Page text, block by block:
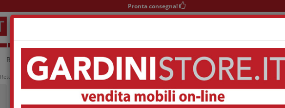
Pronta consegna!
RETI E LETTI Area KIDS SOGGIORNO TAVOLI SEDIE COMPLEMENTI
Rete Estraibile Game - Singola
Tostapane, tritatutto, aspirapolvere, friggitrice e